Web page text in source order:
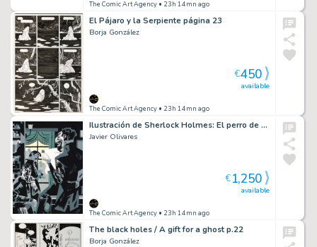
The Comic Art Agency • 23h 14mn ago
El Pájaro y la Serpiente página 23
Borja González
The Comic Art Agency • 23h 14mn ago
available
€450
Ilustración de Sherlock Holmes: El perro de los Baskerville
Javier Olivares
The Comic Art Agency • 23h 14mn ago
available
€1,250
The black holes / A gift for a ghost p.22
Borja González